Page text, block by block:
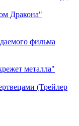
Дракона"
фильма
металла"
(Трейлер